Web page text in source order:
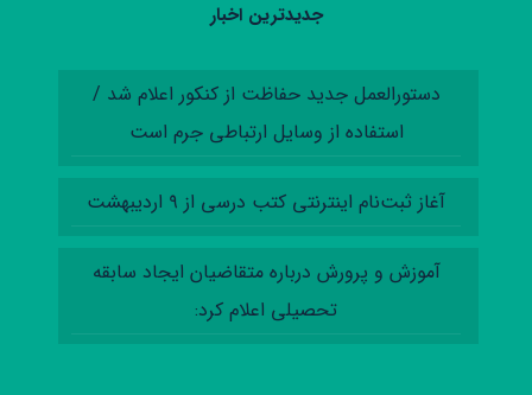
جدیدترین اخبار
دستورالعمل‌ جدید حفاظت از کنکور اعلام شد /
استفاده از وسایل ارتباطی جرم است
آغاز ثبت‌نام اینترنتی کتب درسی از ۹ اردیبهشت
آموزش‌ و پرورش درباره متقاضیان ایجاد سابقه
تحصیلی اعلام کرد: